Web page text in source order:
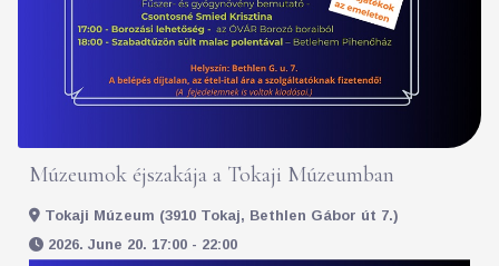
Múzeumok éjszakája a Tokaji Múzeumban
Tokaji Múzeum (3910 Tokaj, Bethlen Gábor út 7.)
2026. June 20. 17:00 - 22:00